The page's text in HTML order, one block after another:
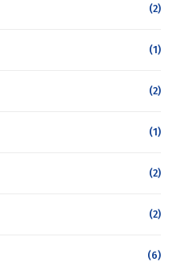
(2)
(1)
(2)
(1)
(2)
(2)
(6)